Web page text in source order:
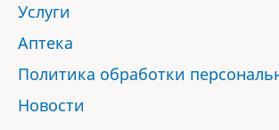
Услуги
Аптека
Политика обработки
Новости